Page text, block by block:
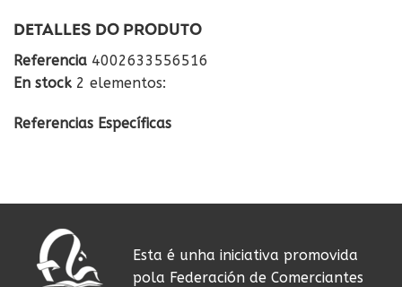
DETALLES DO PRODUTO
Referencia 4002633556516
En stock 2 elementos:
Referencias Específicas
Esta é unha iniciativa promovida
pola Federación de Comerciantes